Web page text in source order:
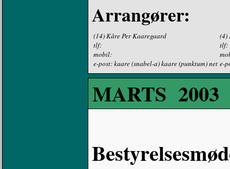
Arrangører:
(14) Kåre Per Kaaregaard
tlf:
mobil:
e-post: kaare (snabel-a) kaare (punktum) net
(4)
tlf:
e-
MARTS 2003